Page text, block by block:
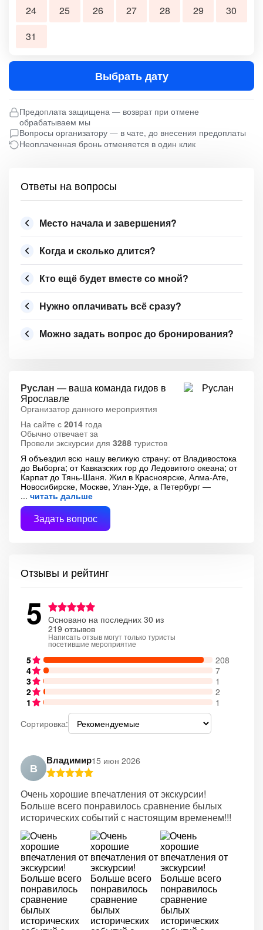
24
25 26 27 28 29
30
31
Выбрать дату
Предоплата защищена — возврат при отмене
обрабатываем мы
Вопросы организатору — в чате, до внесения предоплаты
Неоплаченная бронь отменяется в один клик
Ответы на вопросы
Место начала и завершения?
Когда и сколько длится?
Кто ещё будет вместе со мной?
Нужно оплачивать всё сразу?
Можно задать вопрос до бронирования?
Руслан — ваша команда гидов в
Ярославле
Организатор данного мероприятия
На сайте с 2014 года
Обычно отвечает за
Провели экскурсии для 3288 туристов
Я объездил всю нашу великую страну: от Владивостока
до Выборга; от Кавказских гор до Ледовитого океана; от
Карпат до Тянь-Шаня. Жил в Красноярске, Алма-Ате,
Новосибирске, Москве, Улан-Уде, а Петербург —
читать дальше
Задать вопрос
Отзывы и рейтинг
5 Основано на последних 30 из
219 отзывов
Написать отзыв могут только туристы
посетившие мероприятие
5
208
4
7
3
1
2
2
1
1
Сортировка:
В
Владимир15 июн 2026
Очень хорошие впечатления от экскурсии!
Больше всего понравилось сравнение былых
исторических событий с настоящим временем!!!